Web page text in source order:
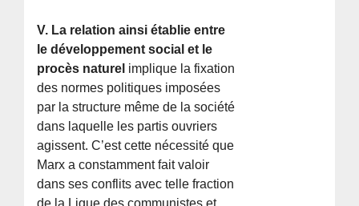
V. La relation ainsi établie entre
le développement social et le
procès naturel implique la fixation
des normes politiques imposées
par la structure même de la société
dans laquelle les partis ouvriers
agissent. C’est cette nécessité que
Marx a constamment fait valoir
dans ses conflits avec telle fraction